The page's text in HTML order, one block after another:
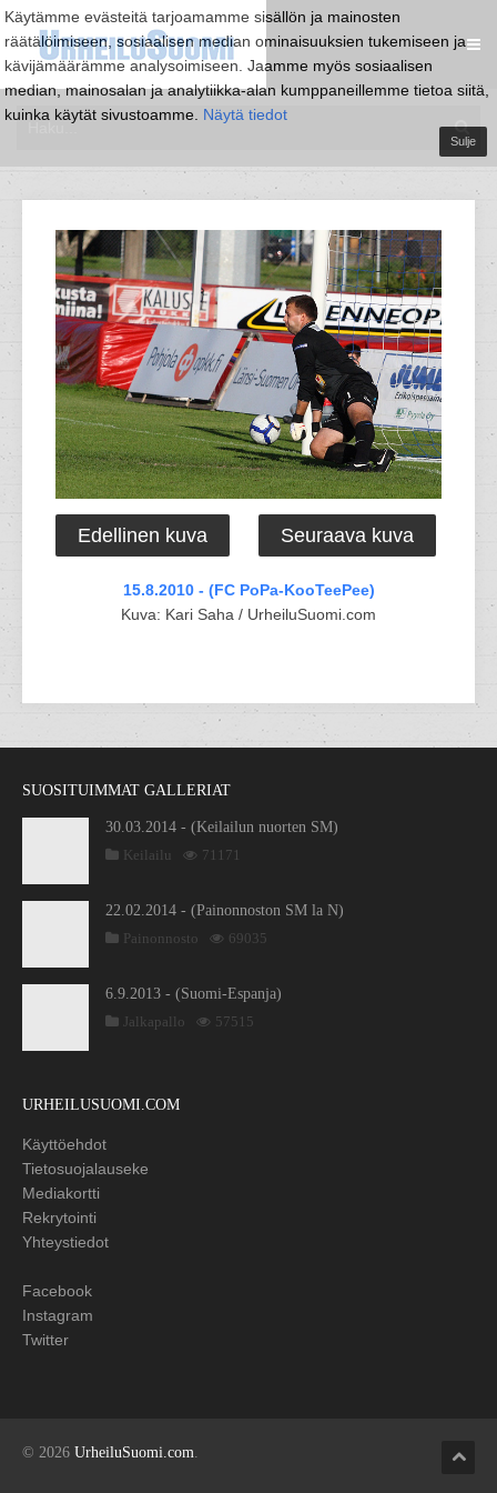
Käytämme evästeitä tarjoamamme sisällön ja mainosten
räätälöimiseen, sosiaalisen median ominaisuuksien tukemiseen ja
kävijämäärämme analysoimiseen. Jaamme myös sosiaalisen
median, mainosalan ja analytiikka-alan kumppaneillemme tietoa siitä,
kuinka käytät sivustoamme. Näytä tiedot
Sulje
Edellinen kuva Seuraava kuva
15.8.2010 - (FC PoPa-KooTeePee)
Kuva: Kari Saha / UrheiluSuomi.com
SUOSITUIMMAT GALLERIAT
30.03.2014 - (Keilailun nuorten SM)
Keilailu
71171
22.02.2014 - (Painonnoston SM la N)
Painonnosto
69035
6.9.2013 - (Suomi-Espanja)
Jalkapallo
57515
URHEILUSUOMI.COM
Käyttöehdot
Tietosuojalauseke
Mediakortti
Rekrytointi
Yhteystiedot
Facebook
Instagram
Twitter
© 2026 UrheiluSuomi.com.